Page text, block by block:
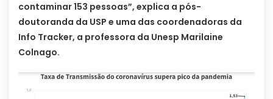
contaminar 153 pessoas”, explica a pós-
doutoranda da USP e uma das coordenadoras da
Info Tracker, a professora da Unesp Marilaine
Colnago.